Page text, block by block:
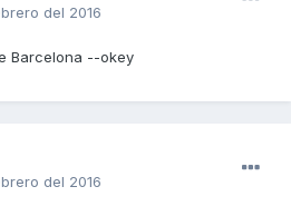
del 2016
Barcelona --okey
del 2016